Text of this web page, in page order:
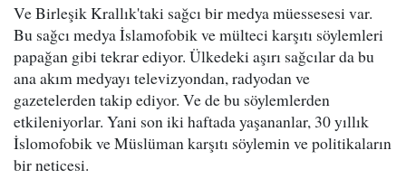
Ve Birleşik Krallık'taki sağcı bir medya müessesesi var.
Bu sağcı medya İslamofobik ve mülteci karşıtı söylemleri
papağan gibi tekrar ediyor. Ülkedeki aşırı sağcılar da bu
ana akım medyayı televizyondan, radyodan ve
gazetelerden takip ediyor. Ve de bu söylemlerden
etkileniyorlar. Yani son iki haftada yaşananlar, 30 yıllık
İslomofobik ve Müslüman karşıtı söylemin ve politikaların
bir neticesi.